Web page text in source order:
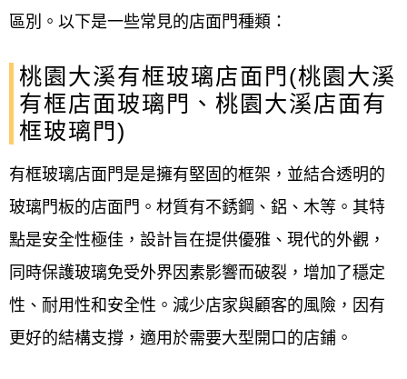
區別。以下是一些常見的店面門種類：
桃園大溪有框玻璃店面門(桃園大溪
有框店面玻璃門、桃園大溪店面有
框玻璃門)
有框玻璃店面門是是擁有堅固的框架，並結合透明的
玻璃門板的店面門。材質有不銹鋼、鋁、木等。其特
點是安全性極佳，設計旨在提供優雅、現代的外觀，
同時保護玻璃免受外界因素影響而破裂，增加了穩定
性、耐用性和安全性。減少店家與顧客的風險，因有
更好的結構支撐，適用於需要大型開口的店鋪。